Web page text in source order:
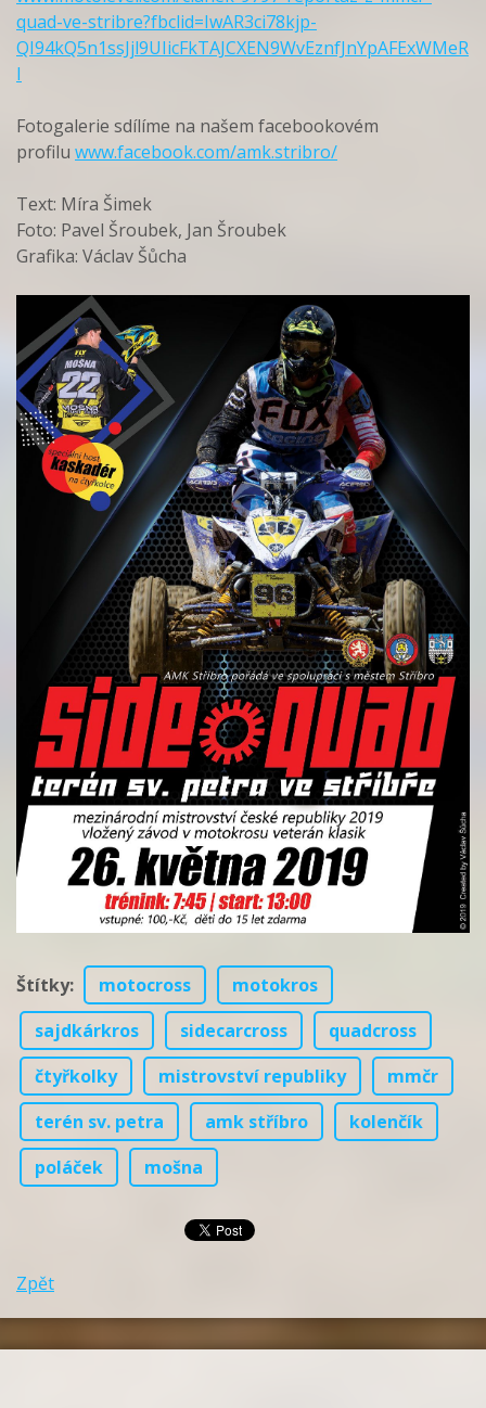
quad-ve-stribre?fbclid=IwAR3ci78kjp-
QI94kQ5n1ssJjl9UIicFkTAJCXEN9WvEznfJnYpAFExWMeR
I
Fotogalerie sdílíme na našem facebookovém
profilu www.facebook.com/amk.stribro/
Text: Míra Šimek
Foto: Pavel Šroubek, Jan Šroubek
Grafika: Václav Šůcha
Štítky: motocross
motokros
sajdkárkros
sidecarcross
quadcross
čtyřkolky
mistrovství republiky
mmčr
terén sv. petra
amk stříbro
kolenčík
poláček
mošna
Zpět